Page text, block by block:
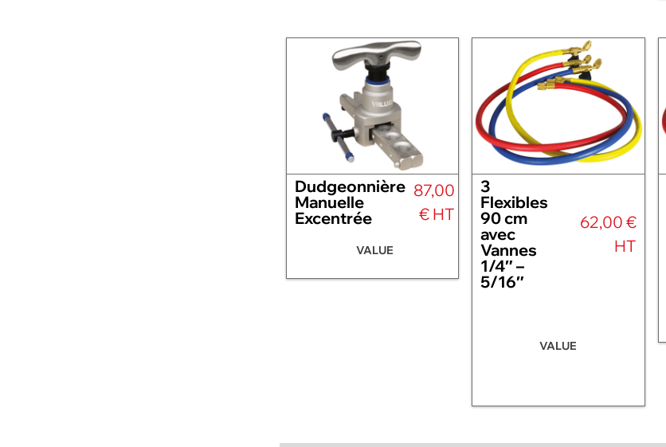
Dudgeonnière
Manuelle
Excentrée
87,00
€ HT
VALUE
3
Flexibles
90 cm
avec
Vannes
1/4″ –
5/16″
62,00 €
HT
VALUE